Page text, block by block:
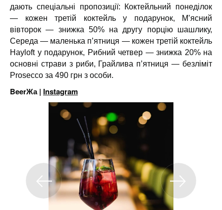
дають спеціальні пропозиції: Коктейльний понеділок
— кожен третій коктейль у подарунок, М’ясний
вівторок — знижка 50% на другу порцію шашлику,
Середа — маленька п’ятниця — кожен третій коктейль
Hayloft у подарунок, Рибний четвер — знижка 20% на
основні страви з риби, Грайлива п’ятниця — безліміт
Prosecco за 490 грн з особи.
BeerЖа | Instagram